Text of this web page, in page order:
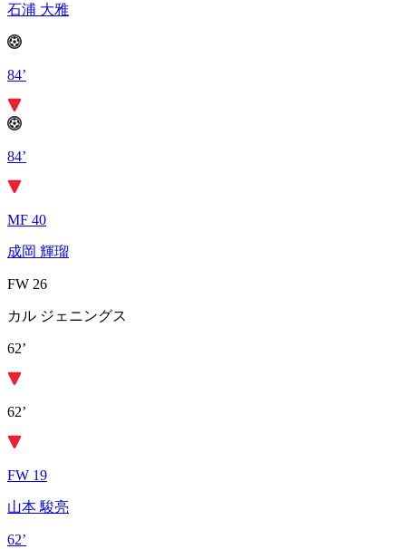
石浦 大雅
84’
84’
MF 40
成岡 輝瑠
FW 26
カル ジェニングス
62’
62’
FW 19
山本 駿亮
62’